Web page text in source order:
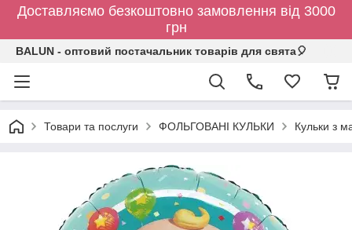
Доставляємо безкоштовно замовлення від 3000
грн
BALUN - оптовий постачальник товарів для свята🎈
Товари та послуги ФОЛЬГОВАНІ КУЛЬКИ Кульки з